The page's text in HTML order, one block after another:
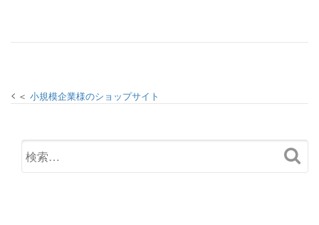
小規模企業様のショップサイト